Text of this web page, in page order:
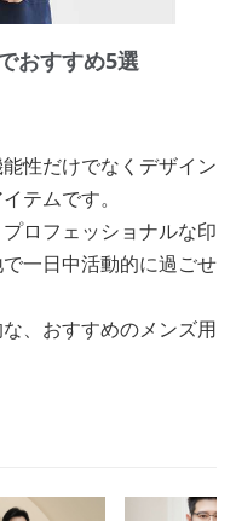
おすすめ5選
性だけでなくデザイン
テムです。
ロフェッショナルな印
一日中活動的に過ごせ
、おすすめのメンズ用